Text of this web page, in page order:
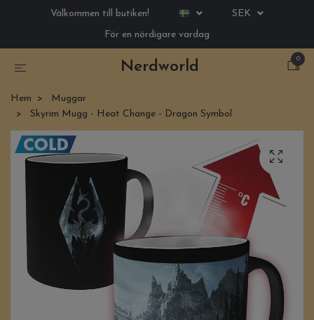
Välkommen till butiken!
SEK
För en nördigare vardag
Nerdworld
0
Hem
Muggar
Skyrim Mugg - Heat Change - Dragon Symbol